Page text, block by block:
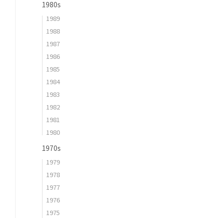
1980s
1989
1988
1987
1986
1985
1984
1983
1982
1981
1980
1970s
1979
1978
1977
1976
1975